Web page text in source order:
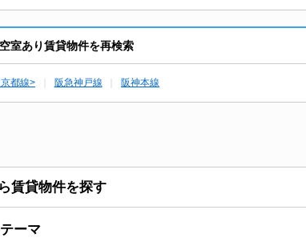
室あり賃貸物件を再検索
都線> 阪急神戸線 阪神本線
賃貸物件を探す
ーマ